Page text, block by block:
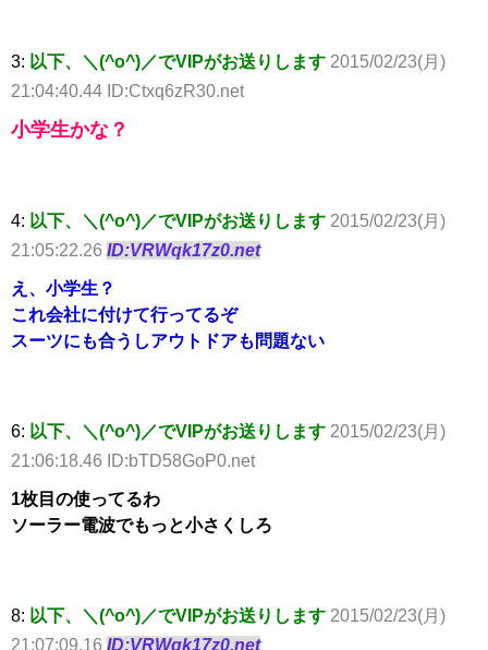
3: 以下、＼(^o^)／でVIPがお送りします 2015/02/23(月)
21:04:40.44 ID:Ctxq6zR30.net
小学生かな？
4: 以下、＼(^o^)／でVIPがお送りします 2015/02/23(月)
21:05:22.26 ID:VRWqk17z0.net
え、小学生？
これ会社に付けて行ってるぞ
スーツにも合うしアウトドアも問題ない
6: 以下、＼(^o^)／でVIPがお送りします 2015/02/23(月)
21:06:18.46 ID:bTD58GoP0.net
1枚目の使ってるわ
ソーラー電波でもっと小さくしろ
8: 以下、＼(^o^)／でVIPがお送りします 2015/02/23(月)
21:07:09.16 ID:VRWqk17z0.net